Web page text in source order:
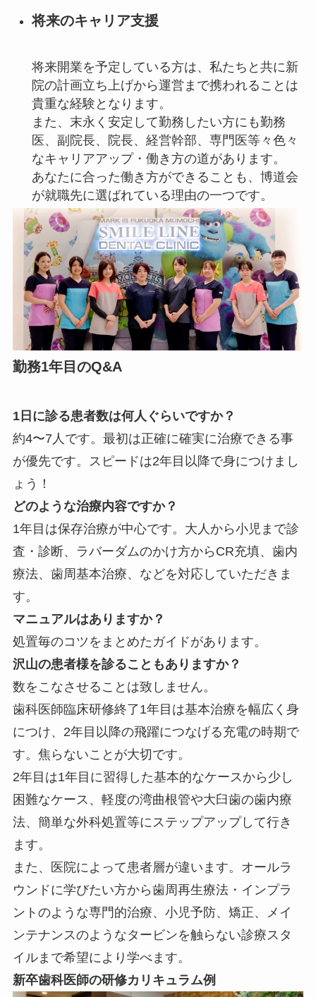
将来のキャリア支援
将来開業を予定している方は、私たちと共に新
院の計画立ち上げから運営まで携われることは
貴重な経験となります。
また、末永く安定して勤務したい方にも勤務
医、副院長、院長、経営幹部、専門医等々色々
なキャリアアップ・働き方の道があります。
あなたに合った働き方ができることも、博道会
が就職先に選ばれている理由の一つです。
勤務1年目のQ&A
1日に診る患者数は何人ぐらいですか？
約4〜7人です。最初は正確に確実に治療できる事
が優先です。スピードは2年目以降で身につけまし
ょう！
どのような治療内容ですか？
1年目は保存治療が中心です。大人から小児まで診
査・診断、ラバーダムのかけ方からCR充填、歯内
療法、歯周基本治療、などを対応していただきま
す。
マニュアルはありますか？
処置毎のコツをまとめたガイドがあります。
沢山の患者様を診ることもありますか？
数をこなさせることは致しません。
歯科医師臨床研修終了1年目は基本治療を幅広く身
につけ、2年目以降の飛躍につなげる充電の時期で
す。焦らないことが大切です。
2年目は1年目に習得した基本的なケースから少し
困難なケース、軽度の湾曲根管や大臼歯の歯内療
法、簡単な外科処置等にステップアップして行き
ます。
また、医院によって患者層が違います。オールラ
ウンドに学びたい方から歯周再生療法・インプラ
ントのような専門的治療、小児予防、矯正、メイ
ンテナンスのようなタービンを触らない診療スタ
イルまで希望により学べます。
新卒歯科医師の研修カリキュラム例